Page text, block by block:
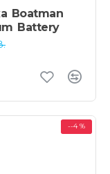
Boatman
Battery
--4 %